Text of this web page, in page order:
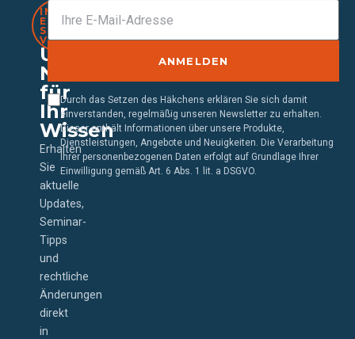
IMMER
EINEN
SCHRITT
VORAUS
Unser
Newsletter
für
Ihr
Wissen
Erhalten
Sie
aktuelle
Updates,
Seminar-
Tipps
und
rechtliche
Änderungen
direkt
in
ANMELDEN
Durch das Setzen des Häkchens erklären Sie sich damit
einverstanden, regelmäßig unseren Newsletter zu erhalten.
Dieser enthält Informationen über unsere Produkte,
Dienstleistungen, Angebote und Neuigkeiten. Die Verarbeitung
Ihrer personenbezogenen Daten erfolgt auf Grundlage Ihrer
Einwilligung gemäß Art. 6 Abs. 1 lit. a DSGVO.